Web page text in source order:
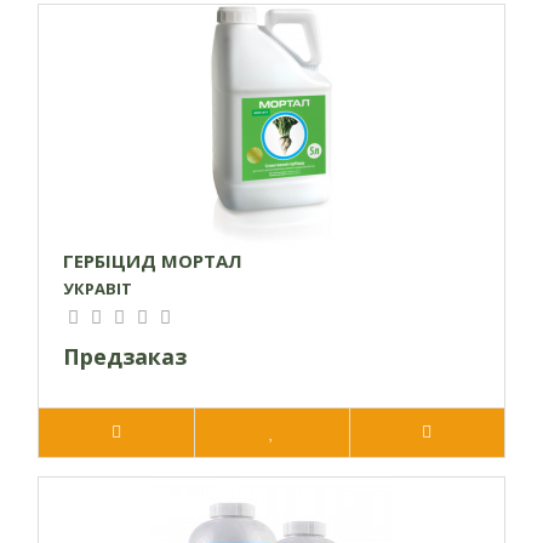
інші культури в сівозміні.
РЕКОМЕНДОВАНІ БАКОВІ
Основа + Промекс - деякі дводольні однорічні бур'яни,
які є середньочутливими до гербіциду Основа, добре
контролюються Промексом. Дану бакову суміш дає
лободу білу, ромашку, нетребу звичайну.
Основа + Геліос - ацетохлор діє на бур'яни які
проростають, але не діє на бур’яни, які вже проросли.
грунтову дію і знищуємо вегетуючі бур'яни. Бакова
появи сходів культури, щоб не відбулося ураження
ГЕРБІЦИД МОРТАЛ
УКРАВІТ
Предзаказ